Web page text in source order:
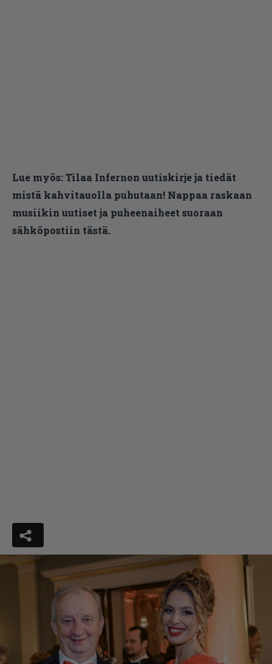
Lue myös:Tilaa Infernon uutiskirje ja tiedät
mistä kahvitauolla puhutaan! Nappaa raskaan
musiikin uutiset ja puheenaiheet suoraan
sähköpostiin tästä.